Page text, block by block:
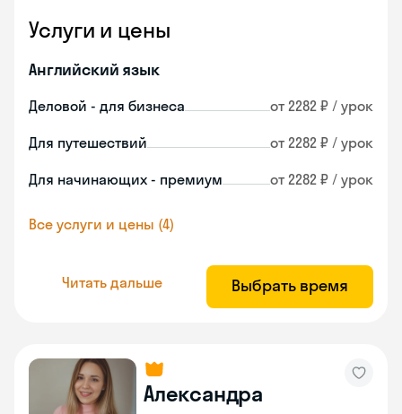
Услуги и цены
Английский язык
Деловой - для бизнеса от 2282 ₽ / урок
Для путешествий от 2282 ₽ / урок
Для начинающих - премиум от 2282 ₽ / урок
Все услуги и цены (4)
Читать дальше Выбрать время
Александра